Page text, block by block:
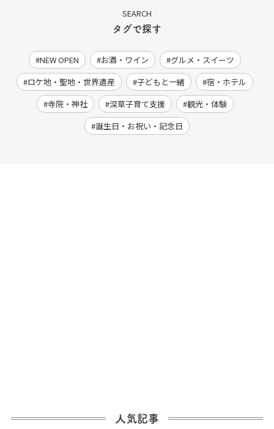
SEARCH
タグで探す
NEW OPEN お酒・ワイン
グルメ・スイーツ
ロケ地・聖地・世界遺産
子どもと一緒
宿・ホテル
寺院・神社
深草子育て支援
観光・体験
誕生日・お祝い・記念日
人気記事